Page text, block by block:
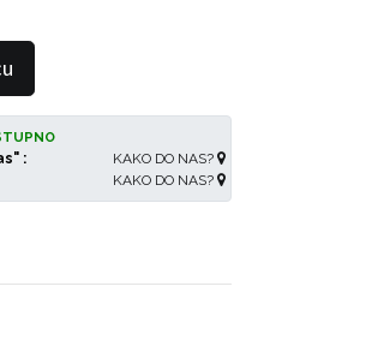
KAKO DO NAS?
:
KAKO DO NAS?